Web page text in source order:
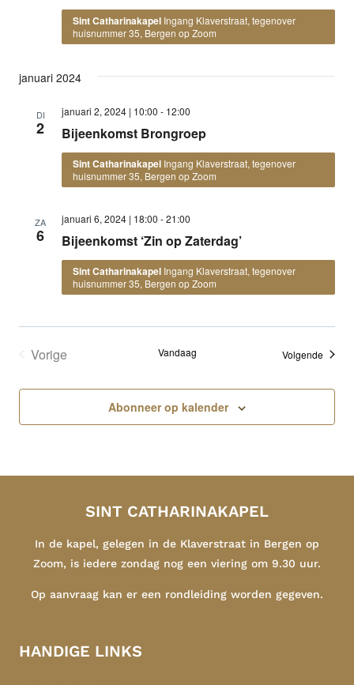
Sint Catharinakapel Ingang Klaverstraat, tegenover
huisnummer 35, Bergen op Zoom
januari 2024
DI
2 Bijeenkomst Brongroep
januari 2, 2024 | 10:00 - 12:00
Sint Catharinakapel Ingang Klaverstraat, tegenover
huisnummer 35, Bergen op Zoom
ZA
6 Bijeenkomst ‘Zin op Zaterdag’
januari 6, 2024 | 18:00 -21:00
Sint Catharinakapel Ingang Klaverstraat, tegenover
huisnummer 35, Bergen op Zoom
Vorige
Vandaag Volgende
Abonneer op kalender
SINT CATHARINAKAPEL
In de kapel, gelegen in de Klaverstraat in Bergen op
Zoom, is iedere zondag nog een viering om 9.30 uur.
Op aanvraag kan er een rondleiding worden gegeven.
HANDIGE LINKS